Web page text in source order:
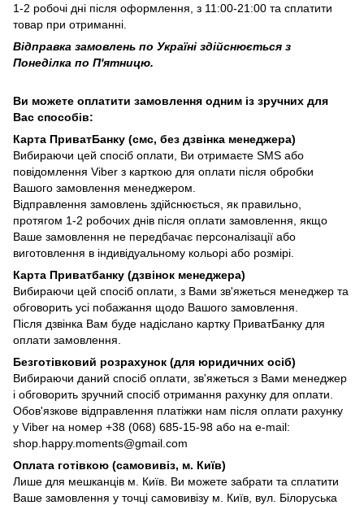
1-2 робочі дні після оформлення, з 11:00-21:00 та сплатити
товар при отриманні.
Відправка замовлень по Україні здійснюється з
Понеділка по П'ятницю.
Ви можете оплатити замовлення одним із зручних для
Вас способів:
Карта ПриватБанку (смс, без дзвінка менеджера)
Вибираючи цей спосіб оплати, Ви отримаєте SMS або
повідомлення Viber з карткою для оплати після обробки
Вашого замовлення менеджером.
Відправлення замовлень здійснюється, як правильно,
протягом 1-2 робочих днів після оплати замовлення, якщо
Ваше замовлення не передбачає персоналізації або
виготовлення в індивідуальному кольорі або розмірі.
Карта Приватбанку (дзвінок менеджера)
Вибираючи цей спосіб оплати, з Вами зв'яжеться менеджер та
обговорить усі побажання щодо Вашого замовлення.
Після дзвінка Вам буде надіслано картку ПриватБанку для
оплати замовлення.
Безготівковий розрахунок (для юридичних осіб)
Вибираючи даний спосіб оплати, зв'яжеться з Вами менеджер
і обговорить зручний спосіб отримання рахунку для оплати.
Обов'язкове відправлення платіжки нам після оплати рахунку
у Viber на номер +38 (068) 685-15-98 або на e-mail:
shop.happy.moments@gmail.com
Оплата готівкою (самовивіз, м. Київ)
Лише для мешканців м. Київ. Ви можете забрати та сплатити
Ваше замовлення у точці самовивізу м. Київ, вул. Білоруська